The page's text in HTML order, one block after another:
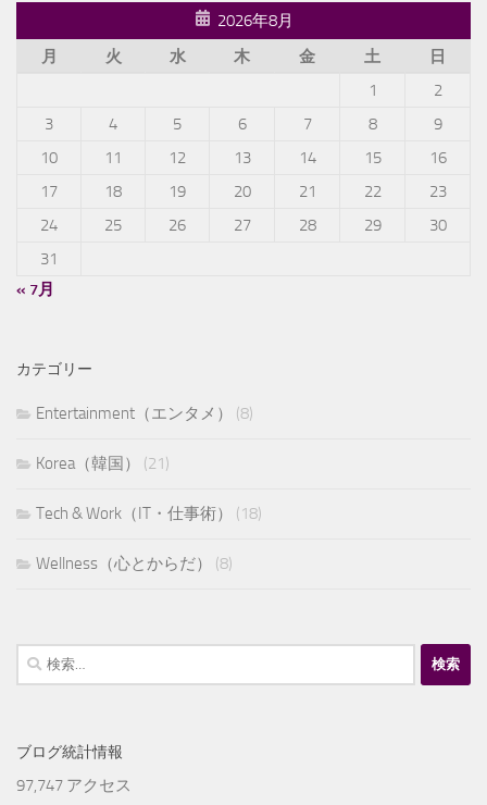
2026年8月
月
火 水 木 金 土
日
1
2
3
4 5 6 7 8
9
10
11 12 13 14 15
16
17
18 19 20 21 22
23
24
25 26 27 28 29
30
31
« 7月
カテゴリー
Entertainment（エンタメ） (8)
Korea（韓国） (21)
Tech & Work（IT・仕事術） (18)
Wellness（心とからだ） (8)
検
索:
ブログ統計情報
97,747 アクセス